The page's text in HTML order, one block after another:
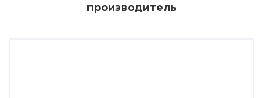
производитель